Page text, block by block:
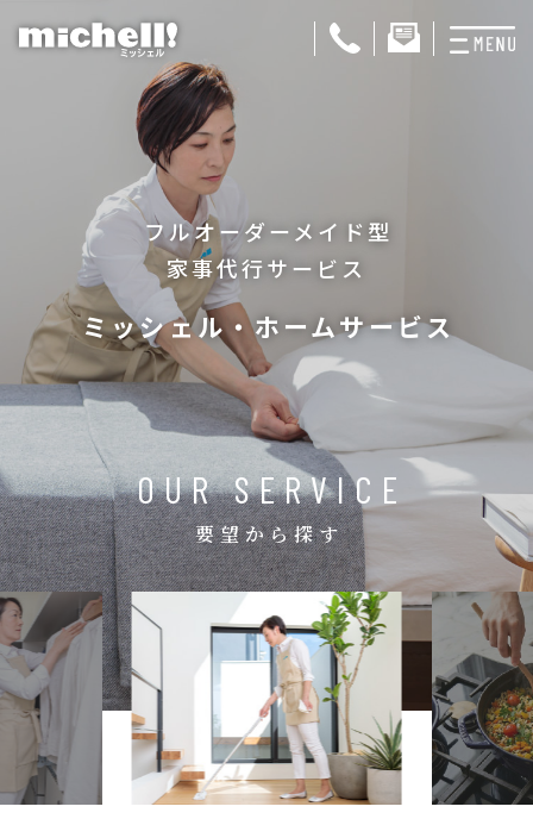
お料理代行
おためしサービス
サービス一覧
ご契約者さま限定サ
会社紹介
コラム
ご案内
お知らせ
家事スタッフ募集
働く仲間インタビュー
フルオーダーメイド型
家事代行サービス
ミッシェル・ホームサービス
OUR SERVICE
要望から探す